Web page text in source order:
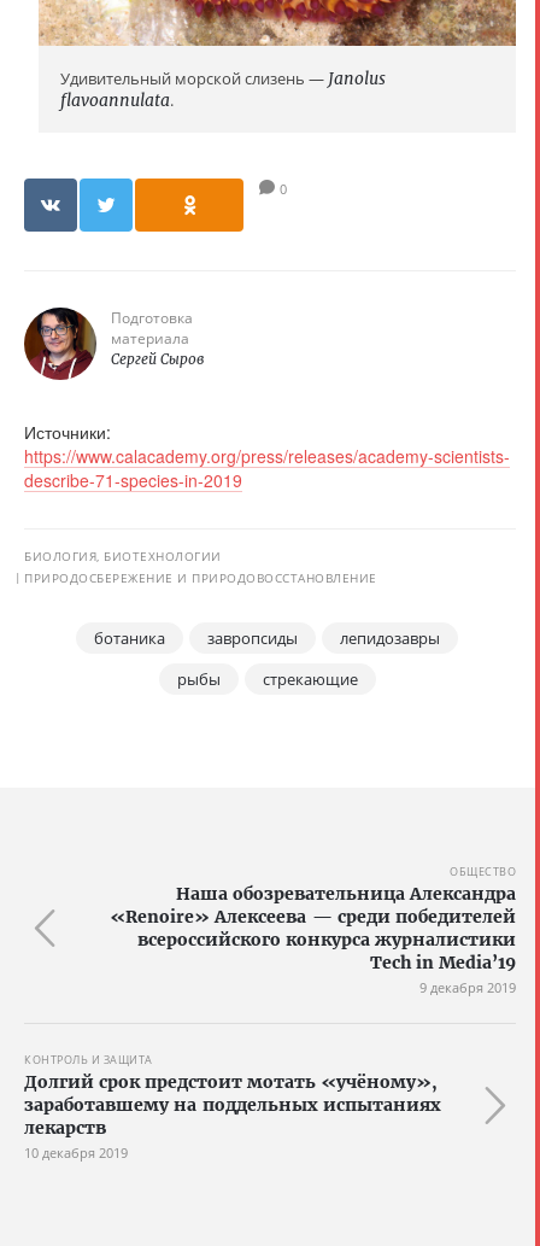
Удивительный морской слизень — Janolus
flavoannulata.
0
Подготовка
материала
Сергей Сыров
Источники:
https://www.calacademy.org/press/releases/academy-scientists-
describe-71-species-in-2019
БИОЛОГИЯ, БИОТЕХНОЛОГИИ
ПРИРОДОСБЕРЕЖЕНИЕ И ПРИРОДОВОССТАНОВЛЕНИЕ
ботаника завропсиды
лепидозавры
рыбы
стрекающие
ОБЩЕСТВО
Наша обозревательница Александра
«Renoire» Алексеева — среди победителей
всероссийского конкурса журналистики
Tech in Media’19
9 декабря 2019
КОНТРОЛЬ И ЗАЩИТА
Долгий срок предстоит мотать «учёному»,
заработавшему на поддельных испытаниях
лекарств
10 декабря 2019